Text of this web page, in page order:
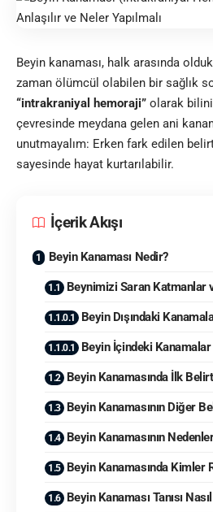
Beyin kanaması, halk arasında
zaman ölümcül olabilen bir sağlık
“intrakraniyal hemoraji” olarak
çevresinde meydana gelen ani
unutmayalım: Erken fark edilen
sayesinde hayat kurtarılabilir.
İçerik Akışı
Beyin Kanaması Nedir?
Beynimizi Saran Katmanlar
Beyin Dışındaki
Beyin İçindeki Kanamalar
Beyin Kanamasında İlk
Beyin Kanamasının Diğer
Beyin Kanamasının
Beyin Kanamasında Kimler
Beyin Kanaması Tanısı